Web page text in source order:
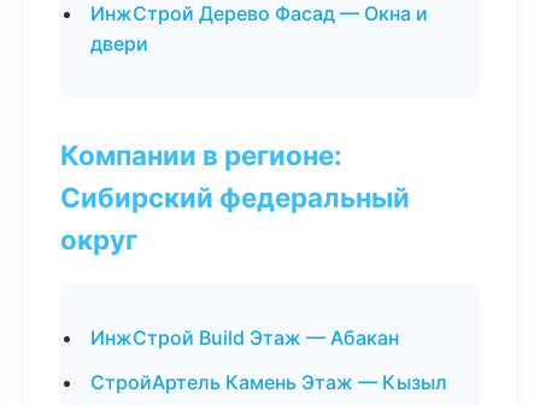
ИнжСтрой Дерево Фасад — Окна и
двери
Компании в регионе:
Сибирский федеральный
округ
ИнжСтрой Build Этаж — Абакан
СтройАртель Камень Этаж — Кызыл